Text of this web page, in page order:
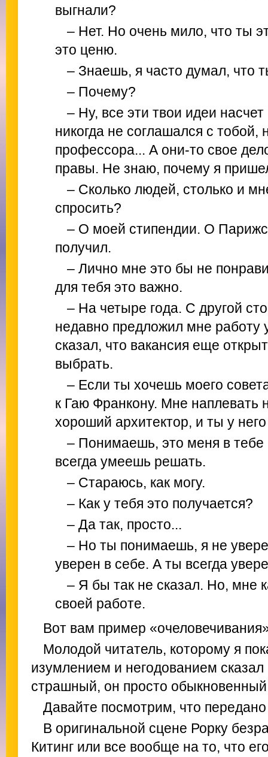
выгнали?
– Нет. Но очень мило, что ты
это ценю.
– Знаешь, я часто думал, что
– Почему?
– Ну, все эти твои идеи
никогда не соглашался с тобой,
профессора... А они-то свое
правы. Не знаю, почему я
– Сколько людей, столько и
спросить?
– О моей стипендии. О
получил.
– Лично мне это бы не
для тебя это важно.
– На четыре года. С другой
недавно предложил мне работу
сказал, что вакансия еще
выбрать.
– Если ты хочешь моего
к Гаю Франкону. Мне наплевать
хороший архитектор, и ты у
– Понимаешь, это меня в тебе
всегда умеешь решать.
– Стараюсь, как могу.
– Как у тебя это получается?
– Да так, просто...
– Но ты понимаешь, я не
уверен в себе. А ты всегда
– Я бы так не сказал. Но, мне
своей работе.
Вот вам пример
Молодой читатель, которому я
изумлением и негодованием
страшный, он просто
Давайте посмотрим, что
В оригинальной сцене Рорку
Китинг или все вообще на то, что